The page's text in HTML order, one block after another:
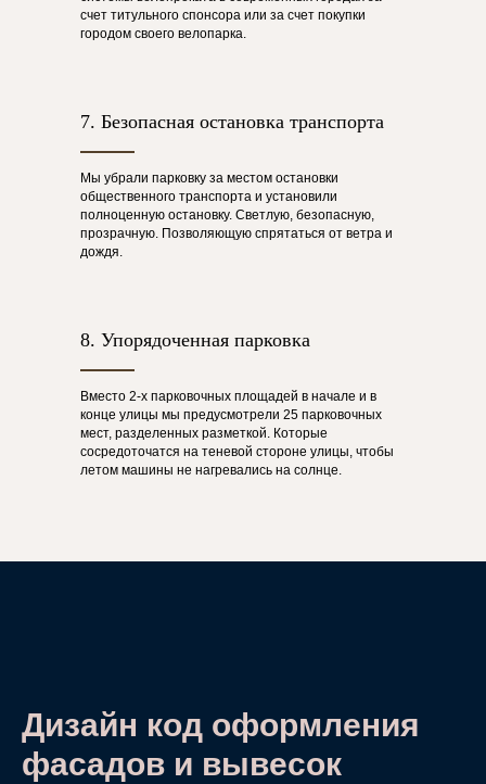
счет титульного спонсора или за счет покупки
городом своего велопарка.
7. Безопасная остановка транспорта
Мы убрали парковку за местом остановки
общественного транспорта и установили
полноценную остановку. Светлую, безопасную,
прозрачную. Позволяющую спрятаться от ветра и
дождя.
8. Упорядоченная парковка
Вместо 2-х парковочных площадей в начале и в
конце улицы мы предусмотрели 25 парковочных
мест, разделенных разметкой. Которые
сосредоточатся на теневой стороне улицы, чтобы
летом машины не нагревались на солнце.
Дизайн код оформления
фасадов и вывесок